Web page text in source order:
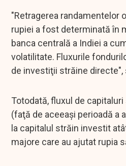
"Retragerea randamentelor
rupiei a fost determinată în
banca centrală a Indiei a
volatilitate. Fluxurile
de investiţii străine directe",
Totodată, fluxul de
(faţă de aceeaşi perioadă a
la capitalul străin investit
majore care au ajutat rupia